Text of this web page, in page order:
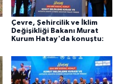
Çevre, Şehircilik ve İklim
Değişikliği Bakanı Murat
Kurum Hatay'da konuştu: